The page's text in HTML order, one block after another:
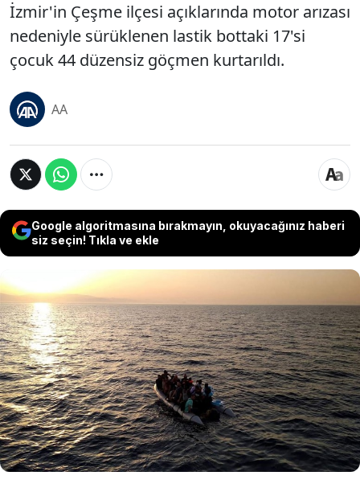
İzmir'in Çeşme ilçesi açıklarında motor arızası
nedeniyle sürüklenen lastik bottaki 17'si
çocuk 44 düzensiz göçmen kurtarıldı.
AA
Google algoritmasına bırakmayın, okuyacağınız haberi
siz seçin! Tıkla ve ekle
İzmir'in Çeşme ilçesi açıklarında motor
arızası nedeniyle sürüklenen lastik
bottaki 17'si çocuk 44 düzensiz göçmen
kurtarıldı.